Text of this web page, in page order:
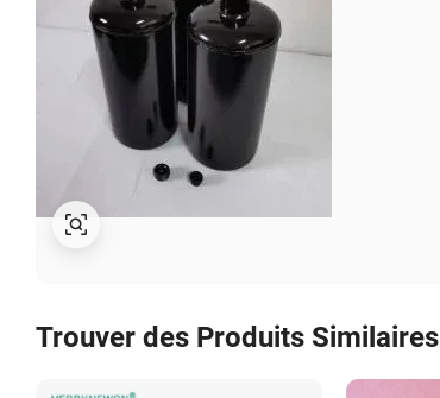
Trouver des Produits Similaires